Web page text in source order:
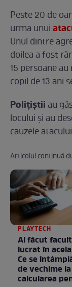
Peste 20 de
urma unui
Unul dintre
doilea a fost
15 persoane
copil de 13 ani
Poliţiştiiau
locului şi au
cauzele
Articolul continuă
PLAYTECH
Ai făcut
lucrat în
Ce se
de vechime la
calcularea